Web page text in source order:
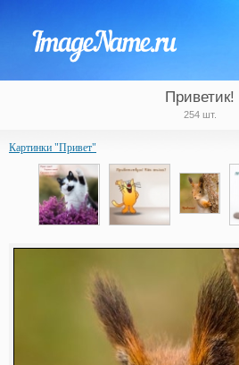
Приветик!
254 шт.
Картинки "Привет"